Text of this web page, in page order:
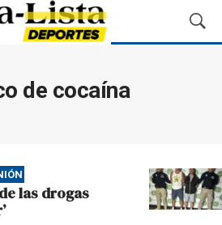
M
o
ú
s
q
u
de cocaína
las drogas